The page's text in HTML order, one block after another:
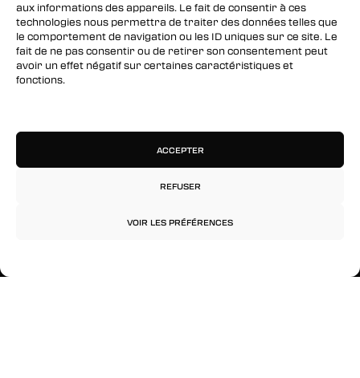
aux informations des appareils. Le fait de consentir à ces
technologies nous permettra de traiter des données telles que
le comportement de navigation ou les ID uniques sur ce site. Le
fait de ne pas consentir ou de retirer son consentement peut
avoir un effet négatif sur certaines caractéristiques et
fonctions.
ACCEPTER
REFUSER
VOIR LES PRÉFÉRENCES
Twitter
Instagram
arrivages, des ventes, du contenu exclusif, des
événements et plus encore !